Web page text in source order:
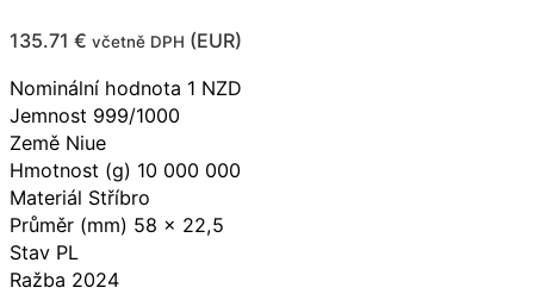
135.71 € včetně DPH (EUR)
Nominální hodnota 1 NZD
Jemnost 999/1000
Země Niue
Hmotnost (g) 10 000 000
Materiál Stříbro
Průměr (mm) 58 x 22,5
Stav PL
Ražba 2024